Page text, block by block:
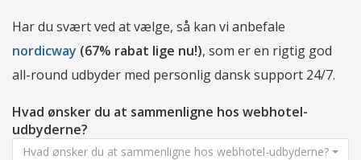
Har du svært ved at vælge, så kan vi anbefale
nordicway (67% rabat lige nu!), som er en rigtig god
all-round udbyder med personlig dansk support 24/7.
Hvad ønsker du at sammenligne hos webhotel-
udbyderne?
Hvad ønsker du at sammenligne hos webhotel-udbyderne?